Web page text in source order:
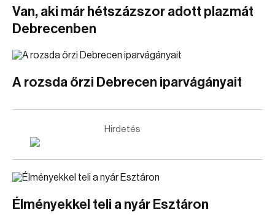
Van, aki már hétszázszor adott plazmát
Debrecenben
A rozsda őrzi Debrecen iparvágányait
Hirdetés
Élményekkel teli a nyár Esztáron